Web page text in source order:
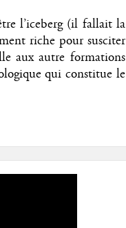
l’iceberg (il fallait la
riche pour susciter
aux autre formations
qui constitue le